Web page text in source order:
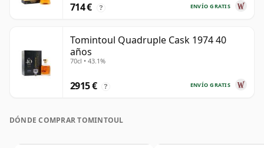
ENVÍO GRATIS
714 € ?
Tomintoul Quadruple Cask 1974 40
años
70cl • 43.1%
ENVÍO GRATIS
2915 € ?
DÓNDE COMPRAR TOMINTOUL